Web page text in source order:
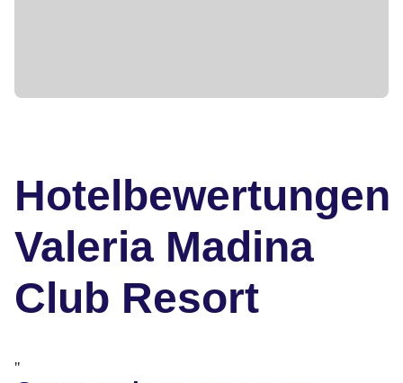
Hotelbewertungen
Valeria Madina
Club Resort
"